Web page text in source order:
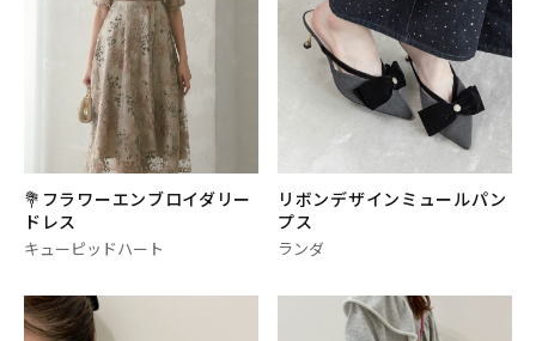
💐フラワーエンブロイダリー
ドレス
キューピッドハート
リボンデザインミュールパン
プス
ランダ